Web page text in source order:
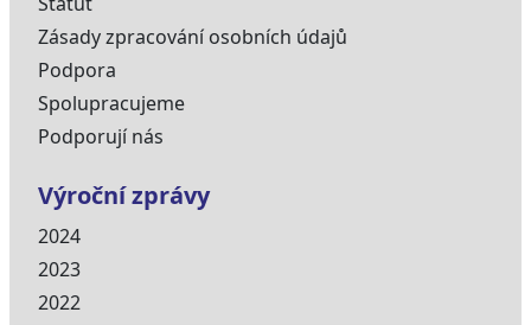
Zásady zpracování osobních údajů
Podpora
Spolupracujeme
Podporují nás
Výroční zprávy
2024
2023
2022